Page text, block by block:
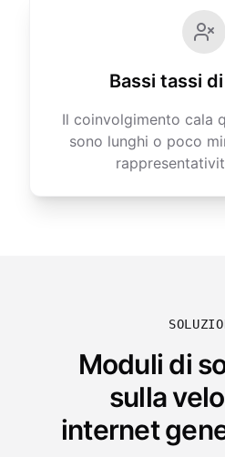
Bassi tassi
Il coinvolgimento cala
sono lunghi o poco
Moduli di
sulla
internet